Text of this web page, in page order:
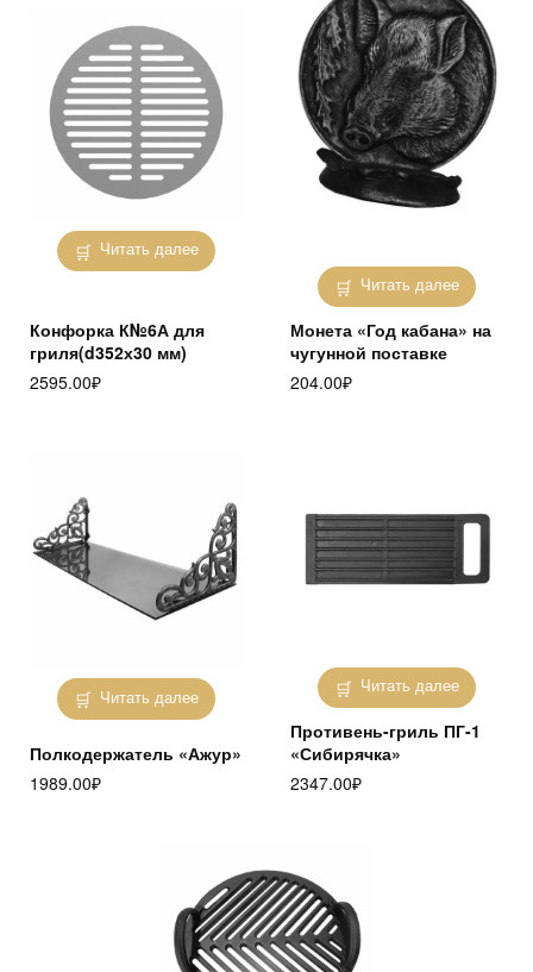
Читать далее
Конфорка К№6А для
гриля(d352х30 мм)
2595.00₽
Читать далее
Монета «Год кабана» на
чугунной поставке
204.00₽
Читать далее
Полкодержатель «Ажур»
1989.00₽
Читать далее
Противень-гриль ПГ-1
«Сибирячка»
2347.00₽